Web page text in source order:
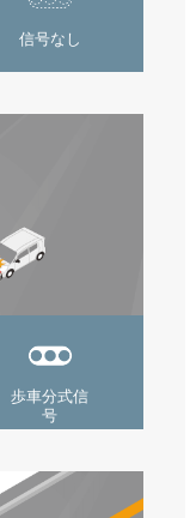
信号なし
歩車分式信
号